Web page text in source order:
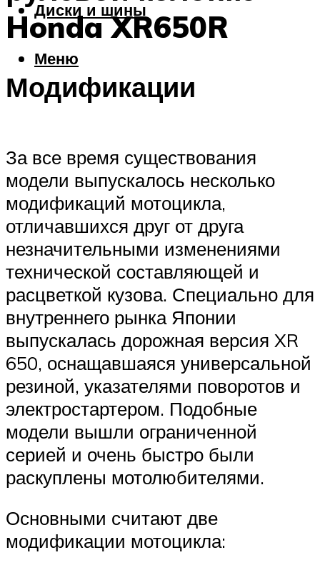
Диски и шины
Меню
Honda XR650R
Модификации
За все время существования
модели выпускалось несколько
модификаций мотоцикла,
отличавшихся друг от друга
незначительными изменениями
технической составляющей и
расцветкой кузова. Специально для
внутреннего рынка Японии
выпускалась дорожная версия XR
650, оснащавшаяся универсальной
резиной, указателями поворотов и
электростартером. Подобные
модели вышли ограниченной
серией и очень быстро были
раскуплены мотолюбителями.
Основными считают две
модификации мотоцикла: